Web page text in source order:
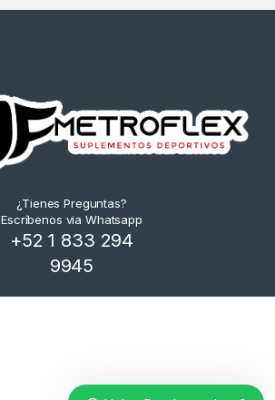
¿Tienes Preguntas?
Escríbenos via Whatsapp
+52 1 833 294
9945